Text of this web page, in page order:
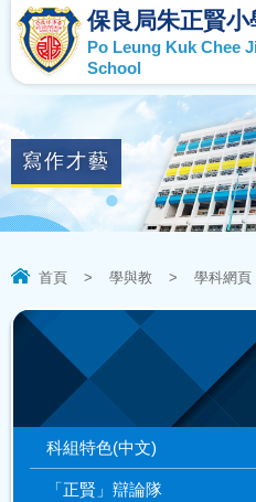
保良局朱正賢小
Po Leung Kuk Chee
School
寫作才藝
首頁 > 學與教 > 學科網頁
科組特色(中文)
「正賢」辯論隊